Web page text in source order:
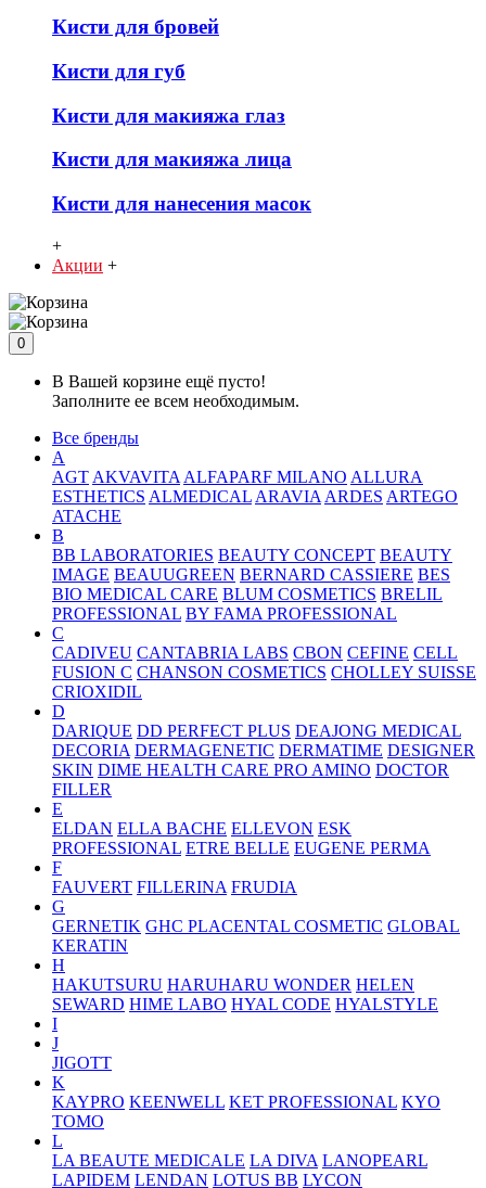
Кисти для бровей
Кисти для губ
Кисти для макияжа глаз
Кисти для макияжа лица
Кисти для нанесения масок
+
Акции +
0
В Вашей корзине ещё пусто!
Заполните ее всем необходимым.
Все бренды
A
AGT AKVAVITA ALFAPARF MILANO ALLURA
ESTHETICS ALMEDICAL ARAVIA ARDES ARTEGO
ATACHE
B
BB LABORATORIES BEAUTY CONCEPT BEAUTY
IMAGE BEAUUGREEN BERNARD CASSIERE BES
BIO MEDICAL CARE BLUM COSMETICS BRELIL
PROFESSIONAL BY FAMA PROFESSIONAL
C
CADIVEU CANTABRIA LABS CBON CEFINE CELL
FUSION C CHANSON COSMETICS CHOLLEY SUISSE
CRIOXIDIL
D
DARIQUE DD PERFECT PLUS DEAJONG MEDICAL
DECORIA DERMAGENETIC DERMATIME DESIGNER
SKIN DIME HEALTH CARE PRO AMINO DOCTOR
FILLER
E
ELDAN ELLA BACHE ELLEVON ESK
PROFESSIONAL ETRE BELLE EUGENE PERMA
F
FAUVERT FILLERINA FRUDIA
G
GERNETIK GHC PLACENTAL COSMETIC GLOBAL
KERATIN
H
HAKUTSURU HARUHARU WONDER HELEN
SEWARD HIME LABO HYAL CODE HYALSTYLE
I
J
JIGOTT
K
KAYPRO KEENWELL KET PROFESSIONAL KYO
TOMO
L
LA BEAUTE MEDICALE LA DIVA LANOPEARL
LAPIDEM LENDAN LOTUS BB LYCON